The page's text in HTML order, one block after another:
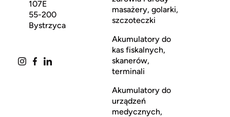
107E
55-200
Bystrzyca
masażery, golarki,
szczoteczki
Akumulatory do
kas fiskalnych,
skanerów,
terminali
Akumulatory do
urządzeń
medycznych,